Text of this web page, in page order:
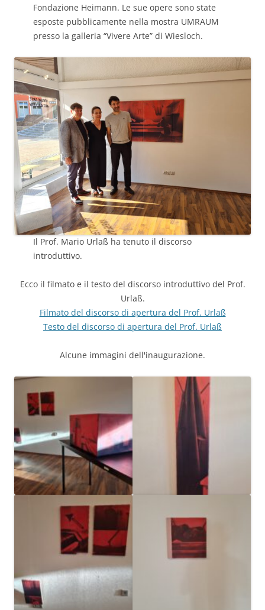
Fondazione Heimann. Le sue opere sono state
esposte pubblicamente nella mostra UMRAUM
presso la galleria “Vivere Arte” di Wiesloch.
Il Prof. Mario Urlaß ha tenuto il discorso
introduttivo.
Ecco il filmato e il testo del discorso introduttivo del Prof.
Urlaß.
Filmato del discorso di apertura del Prof. Urlaß
Testo del discorso di apertura del Prof. Urlaß
Alcune immagini dell'inaugurazione.